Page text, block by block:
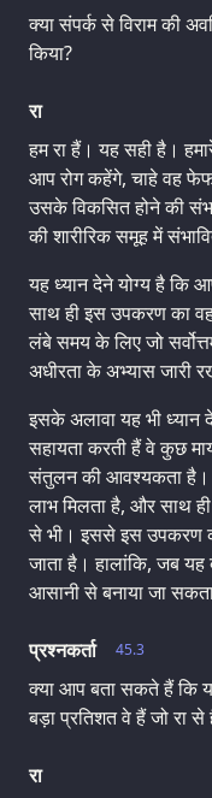
क्या संपर्क से विराम की
किया?
रा
हम रा हैं। यह सही है।
आप रोग कहेंगे, चाहे वह
उसके विकसित होने की
की शारीरिक समूह में
यह ध्यान देने योग्य है कि
साथ ही इस उपकरण का
लंबे समय के लिए जो
अधीरता के अभ्यास जारी
इसके अलावा यह भी ध्यान
सहायता करती हैं वे कुछ
संतुलन की आवश्यकता है।
लाभ मिलता है, और साथ
से भी। इससे इस उपकरण
जाता है। हालांकि, जब
आसानी से बनाया जा
45.3
प्रश्नकर्ता
क्या आप बता सकते हैं कि
बड़ा प्रतिशत वे हैं जो रा से
रा